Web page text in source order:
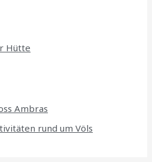
Hütte
Ambras
rund um Völs